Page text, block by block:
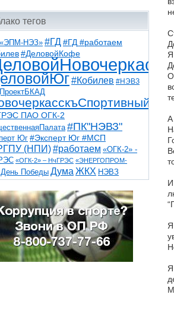
тегов
НЭЗ» #ГД #ГД #работаем
#ДеловойКофе
#Кобилев #НЭВЗ
ПАО ОГК-2
#ПК"НЭВЗ"
Юг #Эксперт Юг #МСП
(НПИ)#работаем «ОГК-2» -
«ОГК-2» – НчГРЭС «ЭНЕРГОПРОМ-
День Победы Дума ЖКХ НЭВЗ
ТНТ
ветераны выборы
дороги казаки коррупция космос
палата парк пожар роща
театр транспорт художники
А